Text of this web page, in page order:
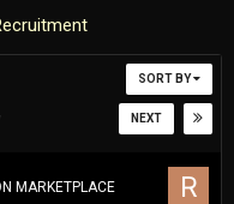
SORT BY
NEXT
MARKETPLACE